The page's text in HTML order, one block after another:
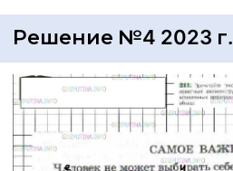
Решение №4 2023 г.